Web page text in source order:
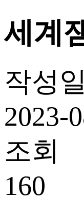
세계
작성일
2023-
조회
160